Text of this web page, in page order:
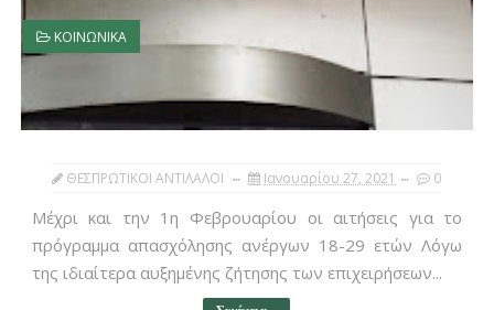
ΚΟΙΝΩΝΙΚΑ
ΘΕΣΠΡΩΤΙΚΟΙ ΑΝΤΙΛΑΛΟΙ Ιανουαρίου 27, 2021 0
Μέχρι και την 1η Φεβρουαρίου οι αιτήσεις για το
πρόγραμμα απασχόλησης ανέργων 18-29 ετών Λόγω
της ιδιαίτερα αυξημένης ζήτησης των επιχειρήσεων...